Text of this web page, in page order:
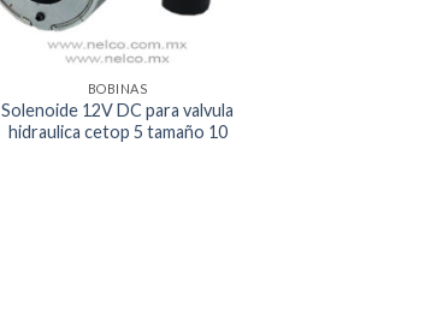
BOBINAS
Solenoide 12V DC para valvula
hidraulica cetop 5 tamaño 10